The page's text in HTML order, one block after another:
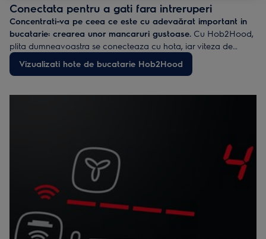
mai incet decat o soapta. In plus, cu Hob2Hood, extractia nu
va fi niciodata mai zgomotoasa decat trebuie.
Conectata pentru a gati fara intreruperi
Concentrati-va pe ceea ce este cu adevaărat important in
bucatarie: crearea unor mancaruri gustoase. Cu Hob2Hood,
plita dumneavoastra se conecteaza cu hota, iar viteza de
extractie se regleaza in functie de necesitati. Astfel, va puteti
concentra la gatit, fara a avea grija functionarii hotei.
Vizualizati hote de bucatarie Hob2Hood